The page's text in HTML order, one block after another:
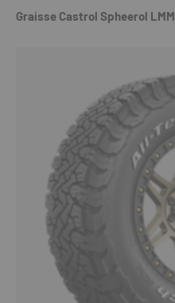
Graisse Castrol Spheerol LMM